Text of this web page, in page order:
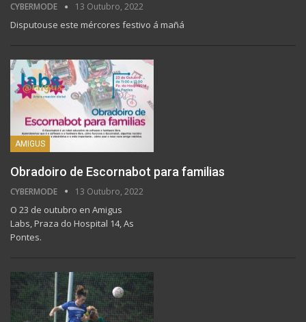
CYBERMODE 13 Outubro, 2022
Disputouse este mércores festivo á mañá
AMIGUS
Obradoiro de Escornabot para familias
CYBERMODE 13 Outubro, 2022
O 23 de outubro en Amigus
Labs, Praza do Hospital 14, As
Pontes.